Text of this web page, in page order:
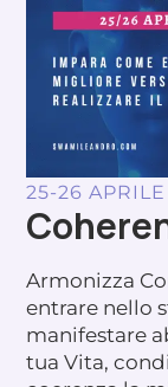
25-26
Armonizza
entrare nello
manifestare
tua Vita,